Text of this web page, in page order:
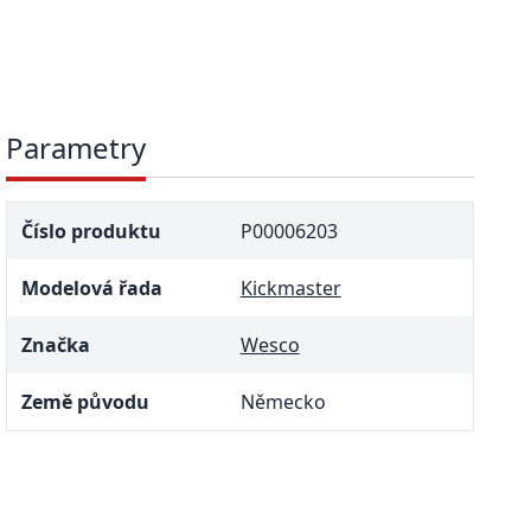
Parametry
Číslo produktu P00006203
Modelová řada Kickmaster
Značka Wesco
Země původu Německo